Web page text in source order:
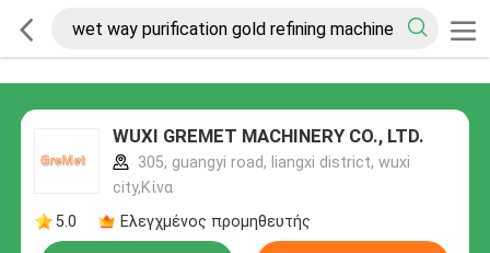
WUXI GREMET MACHINERY CO., LTD.
305, guangyi road, liangxi district, wuxi
city,Κίνα
5.0
Ελεγχμένος προμηθευτής